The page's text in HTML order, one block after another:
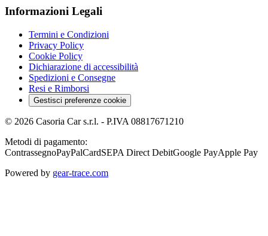
Informazioni Legali
Termini e Condizioni
Privacy Policy
Cookie Policy
Dichiarazione di accessibilità
Spedizioni e Consegne
Resi e Rimborsi
Gestisci preferenze cookie
© 2026 Casoria Car s.r.l. - P.IVA 08817671210
Metodi di pagamento:
ContrassegnoPayPalCardSEPA Direct DebitGoogle PayApple Pay
Powered by gear-trace.com